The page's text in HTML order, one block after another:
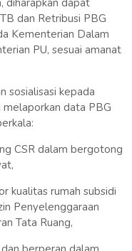
diharapkan dapat
dan Retribusi PBG
Kementerian Dalam
PU, sesuai amanat
sosialisasi kepada
data PBG
CSR dalam bergotong
kualitas rumah subsidi
Penyelenggaraan
Tata Ruang,